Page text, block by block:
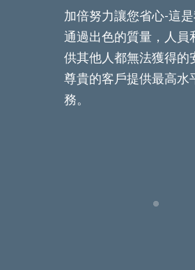
加倍努力讓您省心-這是
通過出色的質量，人員
供其他人都無法獲得的
尊貴的客戶提供最高水
務。